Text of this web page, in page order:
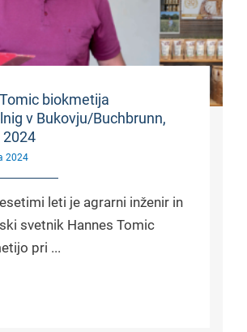
biokmetija
v Bukovju/Buchbrunn,
2024
leti je agrarni inženir in
svetnik Hannes Tomic
pri ...